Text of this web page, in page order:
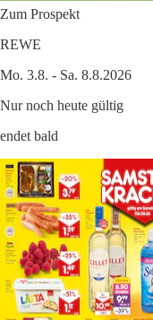
Zum Prospekt
REWE
Mo. 3.8. - Sa. 8.8.2026
Nur noch heute gültig
endet bald